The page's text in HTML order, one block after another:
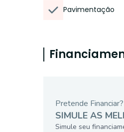
Pavimentação
Pretende Financiar?
SIMULE AS
Simule seu